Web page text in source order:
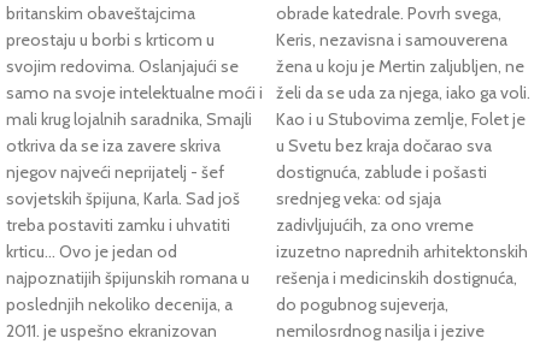
britanskim obaveštajcima
preostaju u borbi s krticom u
svojim redovima. Oslanjajući se
samo na svoje intelektualne moći i
mali krug lojalnih saradnika, Smajli
otkriva da se iza zavere skriva
njegov najveći neprijatelj - šef
sovjetskih špijuna, Karla. Sad još
treba postaviti zamku i uhvatiti
krticu... Ovo je jedan od
najpoznatijih špijunskih romana u
poslednjih nekoliko decenija, a
2011. je uspešno ekranizovan
obrade katedrale. Povrh svega,
Keris, nezavisna i samouverena
žena u koju je Mertin zaljubljen, ne
želi da se uda za njega, iako ga voli.
Kao i u Stubovima zemlje, Folet je
u Svetu bez kraja dočarao sva
dostignuća, zablude i pošasti
srednjeg veka: od sjaja
zadivljujućih, za ono vreme
izuzetno naprednih arhitektonskih
rešenja i medicinskih dostignuća,
do pogubnog sujeverja,
nemilosrdnog nasilja i jezive